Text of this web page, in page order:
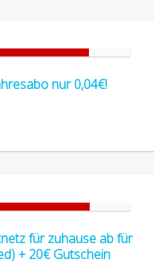
nur 0,04€!
für zuhause ab für
+ 20€ Gutschein